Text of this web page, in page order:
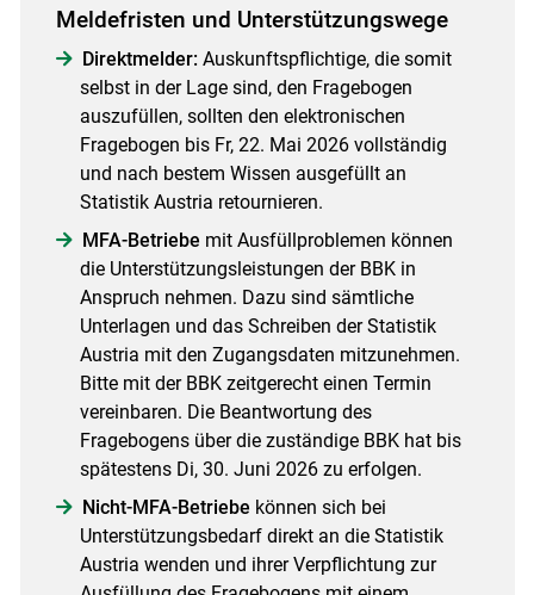
Meldefristen und Unterstützungswege
Direktmelder: Auskunftspflichtige, die somit
selbst in der Lage sind, den Fragebogen
auszufüllen, sollten den elektronischen
Fragebogen bis Fr, 22. Mai 2026 vollständig
und nach bestem Wissen ausgefüllt an
Statistik Austria retournieren.
MFA-Betriebe mit Ausfüllproblemen können
die Unterstützungsleistungen der BBK in
Anspruch nehmen. Dazu sind sämtliche
Unterlagen und das Schreiben der Statistik
Austria mit den Zugangsdaten mitzunehmen.
Bitte mit der BBK zeitgerecht einen Termin
vereinbaren. Die Beantwortung des
Fragebogens über die zuständige BBK hat bis
spätestens Di, 30. Juni 2026 zu erfolgen.
Nicht-MFA-Betriebe können sich bei
Unterstützungsbedarf direkt an die Statistik
Austria wenden und ihrer Verpflichtung zur